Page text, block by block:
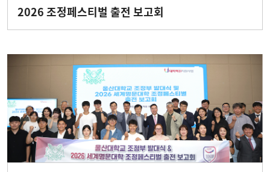
2026 조정페스티벌 출전 보고회